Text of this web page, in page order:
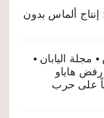
إنتاج ألماس بدون
• مجلة اليابان •
رفض هاياو
على حرب